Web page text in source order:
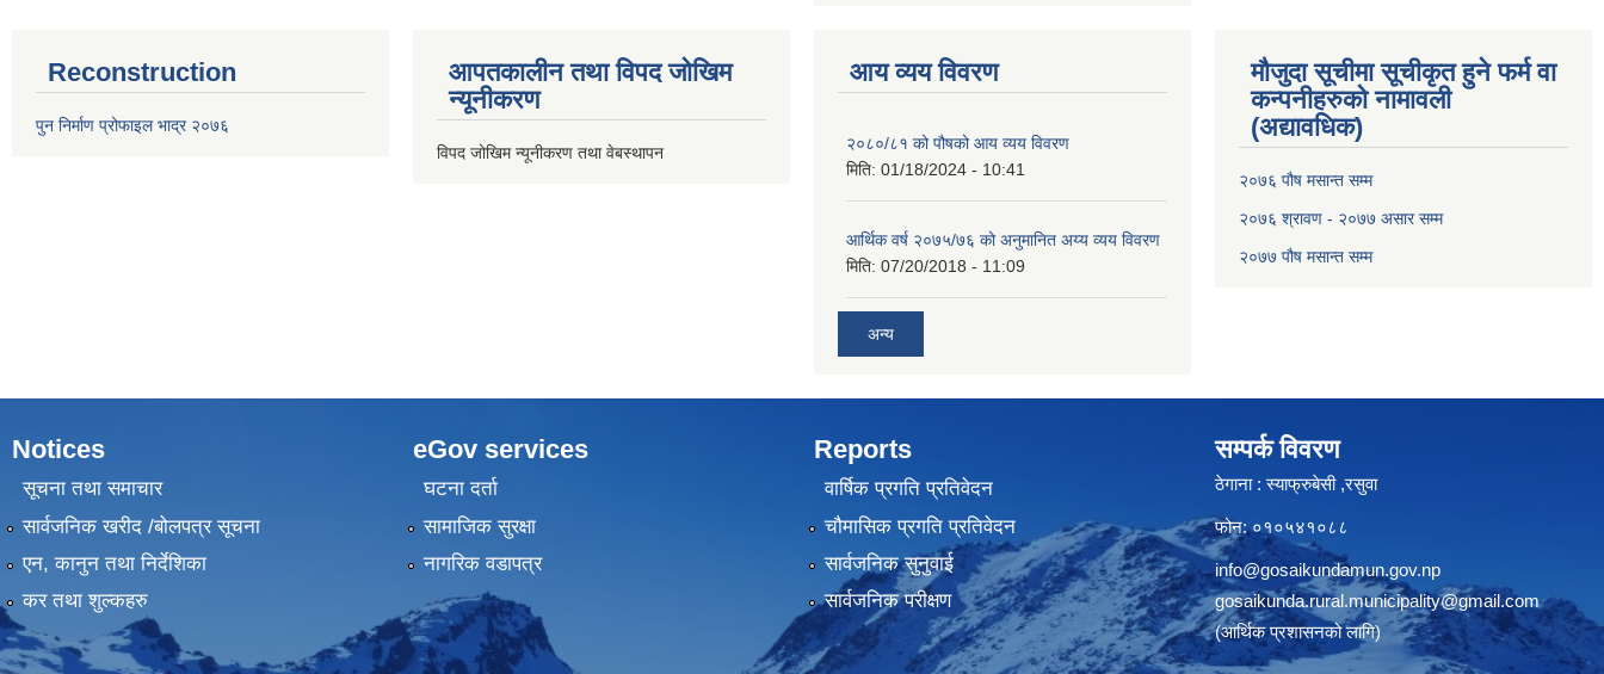
Reconstruction
पुन निर्माण प्रोफाइल भाद्र २०७६
आपतकालीन तथा विपद जोखिम
न्यूनीकरण
विपद जोखिम न्यूनीकरण तथा वेबस्थापन
आय व्यय विवरण
२०८०/८१ को पौषको आय व्यय विवरण
मिति: 01/18/2024 - 10:41
आर्थिक वर्ष २०७५/७६ को अनुमानित अय्य व्यय विवरण
मिति: 07/20/2018 - 11:09
अन्य
मौजुदा सूचीमा सूचीकृत हुने फर्म वा
कन्पनीहरुको नामावली
(अद्यावधिक)
२०७६ पौष मसान्त सम्म
२०७६ श्रावण - २०७७ असार सम्म
२०७७ पौष मसान्त सम्म
Notices
सूचना तथा समाचार
सार्वजनिक खरीद /बोलपत्र सूचना
एन, कानुन तथा निर्देशिका
कर तथा शुल्कहरु
eGov services
घटना दर्ता
सामाजिक सुरक्षा
नागरिक वडापत्र
Reports
वार्षिक प्रगति प्रतिवेदन
चौमासिक प्रगति प्रतिवेदन
सार्वजनिक सुनुवाई
सार्वजनिक परीक्षण
सम्पर्क विवरण
ठेगाना : स्याफ्रुबेसी ,रसुवा
फोन: ०१०५४१०८८
info@gosaikundamun.gov.np
gosaikunda.rural.municipality@gmail.com
(आर्थिक प्रशासनको लागि)